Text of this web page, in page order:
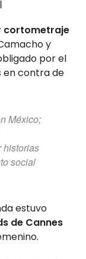
cortometraje
y
por el
en contra de
México;
historias
social
estuvo
de Cannes